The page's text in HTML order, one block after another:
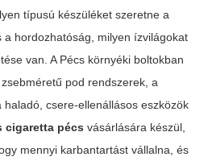
típusú készüléket szeretne a
hordozhatóság, milyen ízvilágokat
van. A Pécs környéki boltokban
pod rendszerek, a
csere-ellenállásos eszközök
cigaretta pécs vásárlására készül,
mennyi karbantartást vállalna, és